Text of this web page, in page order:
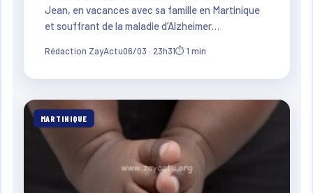
Jean, en vacances avec sa famille en Martinique
et souffrant de la maladie d’Alzheimer…
Rédaction ZayActu06/03 · 23h31⏱ 1 min
MARTINIQUE